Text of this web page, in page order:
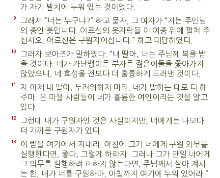
가 자기 발치에 누워 있는 것이었다.
9
그래서 “너는 누구냐?” 하고 묻자, 그 여자가 “저는 주인님
의 종인 룻입니다. 어르신의 옷자락을 이 여종 위에 펼쳐 주
십시오. 어르신은 구원자이십니다.” 하고 대답하였다.
10
그러자 보아즈가 말하였다. “내 딸아, 너는 주님께 복을 받
을 것이다. 네가 가난뱅이든 부자든 젊은이들을 쫓아가지
않았으니, 네 효성을 전보다 더 훌륭하게 드러낸 것이다.
11
자 이제 내 딸아, 두려워하지 마라. 네가 말하는 대로 다 해
주마. 온 마을 사람들이 네가 훌륭한 여인이라는 것을 알고
있다.
12
그런데 내가 구원자인 것은 사실이지만, 너에게는 나보다
더 가까운 구원자가 있다.
13
이 밤을 여기에서 지내라. 아침에 그가 너에게 구원 의무를
실행한다면, 좋다, 그렇게 하라지. 그러나 그가 만일 너에게
그 의무를 실행하려고 하지 않는다면, 주님께서 살아 계시
는 한, 내가 너를 구원하마. 아침까지 여기에 누워 있어라.”